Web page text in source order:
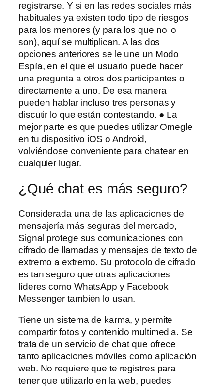
registrarse. Y si en las redes sociales más
habituales ya existen todo tipo de riesgos
para los menores (y para los que no lo
son), aquí se multiplican. A las dos
opciones anteriores se le une un Modo
Espía, en el que el usuario puede hacer
una pregunta a otros dos participantes o
directamente a uno. De esa manera
pueden hablar incluso tres personas y
discutir lo que están contestando. ● La
mejor parte es que puedes utilizar Omegle
en tu dispositivo iOS o Android,
volviéndose conveniente para chatear en
cualquier lugar.
¿Qué chat es más seguro?
Considerada una de las aplicaciones de
mensajería más seguras del mercado,
Signal protege sus comunicaciones con
cifrado de llamadas y mensajes de texto de
extremo a extremo. Su protocolo de cifrado
es tan seguro que otras aplicaciones
líderes como WhatsApp y Facebook
Messenger también lo usan.
Tiene un sistema de karma, y permite
compartir fotos y contenido multimedia. Se
trata de un servicio de chat que ofrece
tanto aplicaciones móviles como aplicación
web. No requiere que te registres para
tener que utilizarlo en la web, puedes